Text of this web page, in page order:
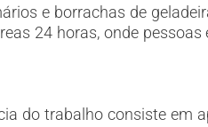
e borrachas de
24 horas, onde
do trabalho consiste em